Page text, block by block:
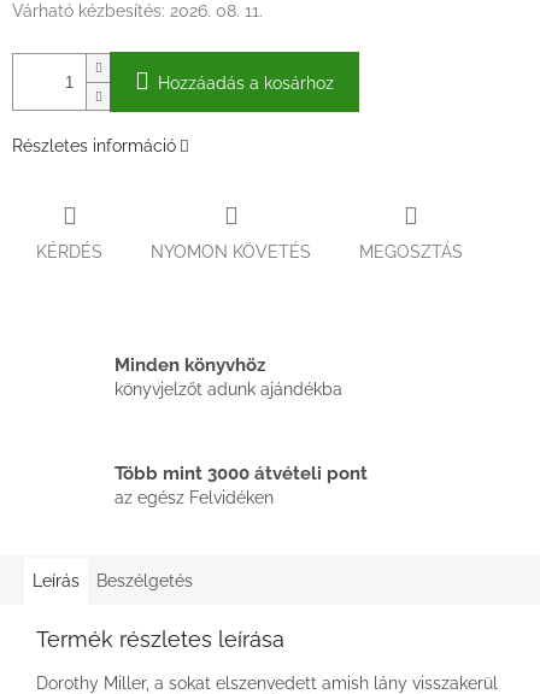
Várható kézbesítés: 2026. 08. 11.
Hozzáadás a kosárhoz
Részletes információ
KÉRDÉS NYOMON KÖVETÉS MEGOSZTÁS
Minden könyvhöz
könyvjelzőt adunk ajándékba
Több mint 3000 átvételi pont
az egész Felvidéken
Leírás Beszélgetés
Termék részletes leírása
Dorothy Miller, a sokat elszenvedett amish lány visszakerül